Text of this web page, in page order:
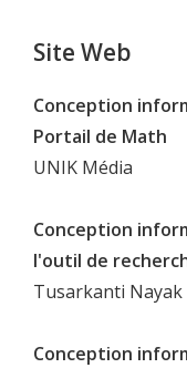
Site Web
Conception
Portail de Math
UNIK Média
Conception
l'outil de
Tusarkanti Nayak
Conception